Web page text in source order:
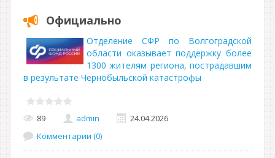
Официально
Отделение СФР по Волгоградской
области оказывает поддержку более
1300 жителям региона, пострадавшим
в результате Чернобыльской катастрофы
89 admin
24.04.2026
Комментарии (0)